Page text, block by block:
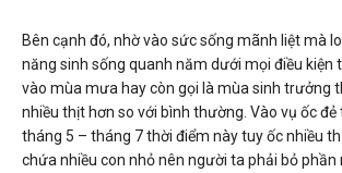
Bên cạnh đó, nhờ vào sức sống mãnh liệt mà
năng sinh sống quanh năm dưới mọi điều kiện
vào mùa mưa hay còn gọi là mùa sinh trưởng
nhiều thịt hơn so với bình thường. Vào vụ ốc
tháng 5 – tháng 7 thời điểm này tuy ốc nhiều
chứa nhiều con nhỏ nên người ta phải bỏ phần